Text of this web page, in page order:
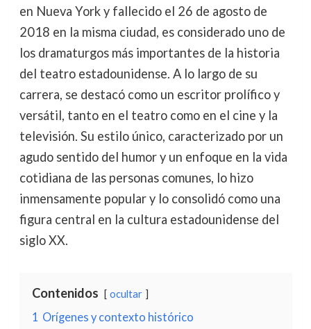
en Nueva York y fallecido el 26 de agosto de
2018 en la misma ciudad, es considerado uno de
los dramaturgos más importantes de la historia
del teatro estadounidense. A lo largo de su
carrera, se destacó como un escritor prolífico y
versátil, tanto en el teatro como en el cine y la
televisión. Su estilo único, caracterizado por un
agudo sentido del humor y un enfoque en la vida
cotidiana de las personas comunes, lo hizo
inmensamente popular y lo consolidó como una
figura central en la cultura estadounidense del
siglo XX.
Contenidos ocultar
1 Orígenes y contexto histórico